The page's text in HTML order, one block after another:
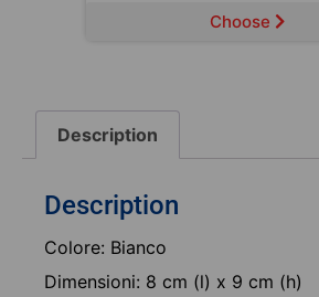
Description
Description
Colore: Bianco
Dimensioni: 8 cm (l) x 9 cm (h)
Choose